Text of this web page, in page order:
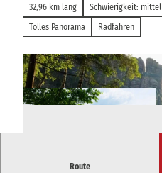
32,96 km lang Schwierigkeit: mittel
Tolles Panorama
Radfahren
Route